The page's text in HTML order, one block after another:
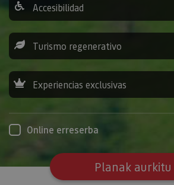
Accesibilidad
Turismo regenerativo
Experiencias exclusivas
Online erreserba
Planak aurkitu